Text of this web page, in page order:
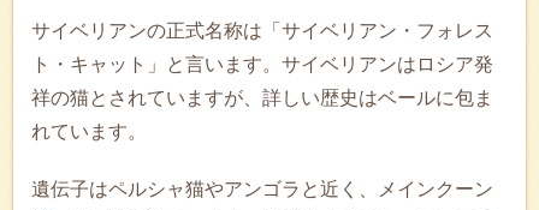
サイベリアンの正式名称は「サイベリアン・フォレス
ト・キャット」と言います。サイベリアンはロシア発
祥の猫とされていますが、詳しい歴史はベールに包ま
れています。
遺伝子はペルシャ猫やアンゴラと近く、メインクーン